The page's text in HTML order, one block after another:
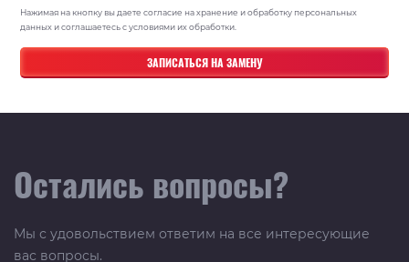
Нажимая на кнопку вы даете согласие на хранение и обработку персональных
данных и соглашаетесь с условиями их обработки.
Остались вопросы?
Мы с удовольствием ответим на все интересующие
вас вопросы.